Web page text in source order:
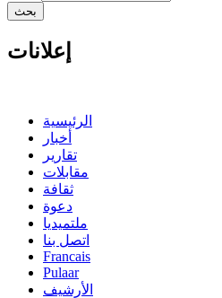
إعلانات
الرئيسية
أخبار
تقارير
مقابلات
ثقافة
دعوة
ملتميديا
اتصل بنا
Francais
Pulaar
الأرشيف